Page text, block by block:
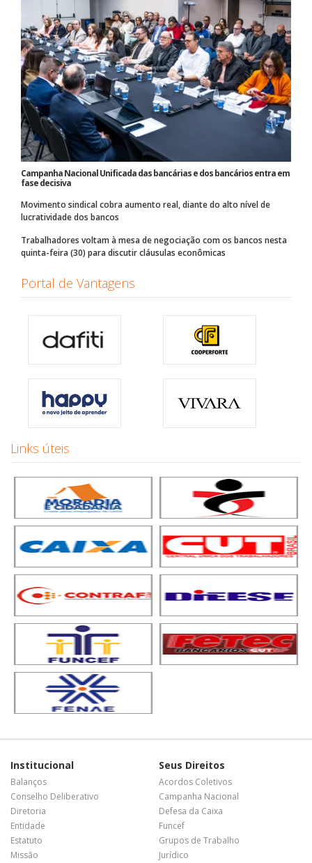
Campanha Nacional Unificada das bancárias e dos bancários entra em
fase decisiva
Movimento sindical cobra aumento real, diante do alto nível de
lucratividade dos bancos
Trabalhadores voltam à mesa de negociação com os bancos nesta
quinta-feira (30) para discutir cláusulas econômicas
Portal de Vantagens
Links úteis
Institucional
Balanços
Conselho Deliberativo
Diretoria
Entidade
Estatuto
Missão
Seus Direitos
Acordos Coletivos
Campanha Nacional
Defesa da Caixa
Funcef
Grupos de Trabalho
Jurídico